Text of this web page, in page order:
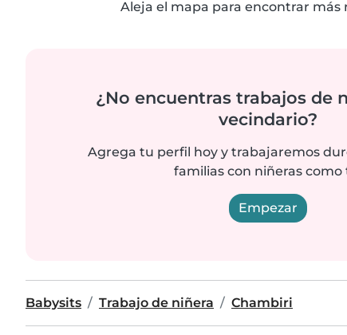
Aleja el mapa para encontrar más
¿No encuentras trabajos de
vecindario?
Agrega tu perfil hoy y trabajaremos
familias con niñeras como
Empezar
Babysits Trabajo de niñera Chambiri